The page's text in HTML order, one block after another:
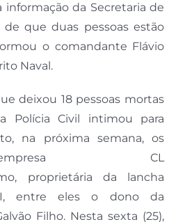
informação da Secretaria de
de que duas pessoas estão
o comandante Flávio
Naval.
deixou 18 pessoas mortas
Polícia Civil intimou para
na próxima semana, os
pela empresa CL
proprietária da lancha
I, entre eles o dono da
Filho. Nesta sexta (25),